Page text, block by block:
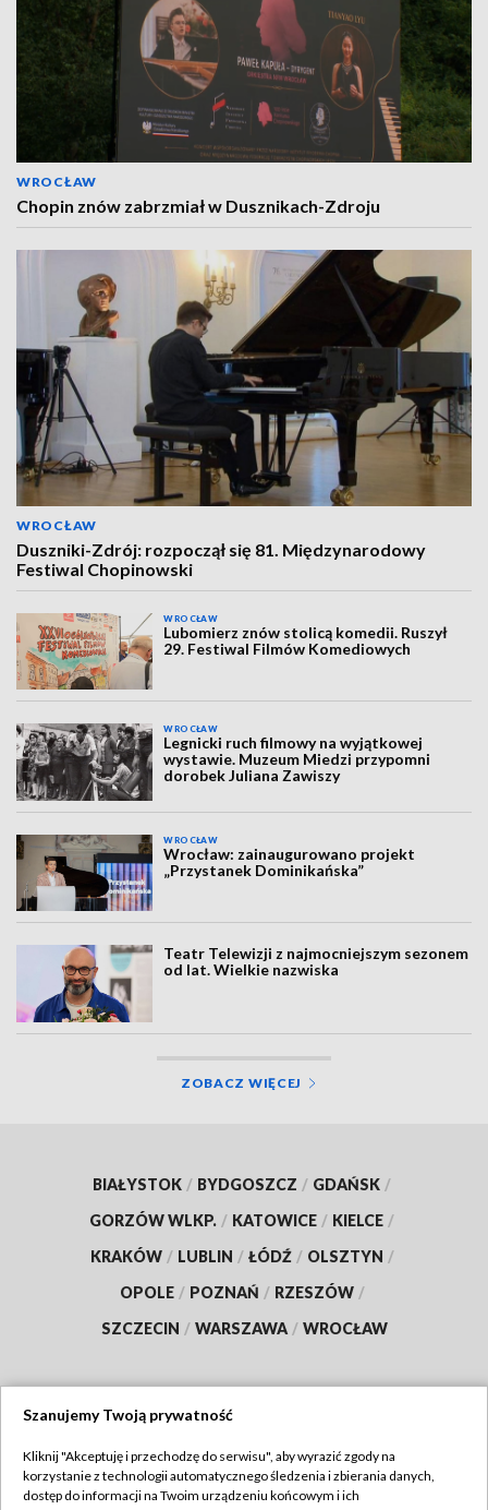
WROCŁAW
Chopin znów zabrzmiał w Dusznikach-Zdroju
WROCŁAW
Duszniki-Zdrój: rozpoczął się 81. Międzynarodowy
Festiwal Chopinowski
WROCŁAW
Lubomierz znów stolicą komedii. Ruszył
29. Festiwal Filmów Komediowych
WROCŁAW
Legnicki ruch filmowy na wyjątkowej
wystawie. Muzeum Miedzi przypomni
dorobek Juliana Zawiszy
WROCŁAW
Wrocław: zainaugurowano projekt
„Przystanek Dominikańska”
Teatr Telewizji z najmocniejszym sezonem
od lat. Wielkie nazwiska
ZOBACZ WIĘCEJ
BIAŁYSTOK / BYDGOSZCZ / GDAŃSK /
GORZÓW WLKP. / KATOWICE / KIELCE /
KRAKÓW / LUBLIN / ŁÓDŹ / OLSZTYN /
OPOLE / POZNAŃ / RZESZÓW /
SZCZECIN / WARSZAWA / WROCŁAW
TVP
Szanujemy Twoją prywatność
Kliknij "Akceptuję i przechodzę do serwisu", aby wyrazić zgody na
korzystanie z technologii automatycznego śledzenia i zbierania danych,
dostęp do informacji na Twoim urządzeniu końcowym i ich